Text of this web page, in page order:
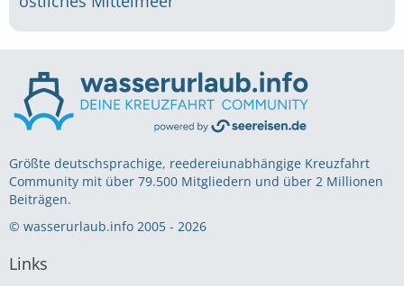
Größte deutschsprachige, reedereiunabhängige Kreuzfahrt
Community mit über 79.500 Mitgliedern und über 2 Millionen
Beiträgen.
© wasserurlaub.info 2005 - 2026
Links